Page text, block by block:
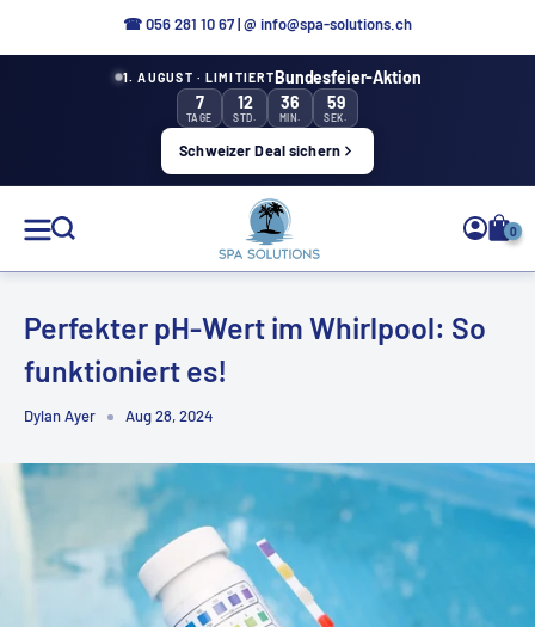
☎ 056 281 10 67|@ info@spa-solutions.ch
1. AUGUST · LIMITIERTBundesfeier-Aktion
7
TAGE
12
STD.
36
MIN.
59
SEK.
Schweizer Deal sichern
Solutions
0
Perfekter pH-Wert im Whirlpool: So
funktioniert es!
Dylan Ayer Aug 28, 2024